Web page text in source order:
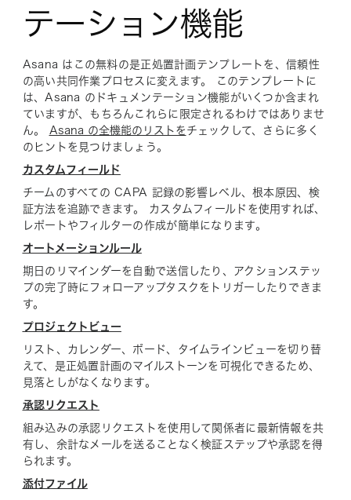
テーション機能
Asana はこの無料の是正処置計画テンプレートを、信頼性
の高い共同作業プロセスに変えます。 このテンプレートに
は、Asana のドキュメンテーション機能がいくつか含まれ
ていますが、もちろんこれらに限定されるわけではありませ
ん。
Asana の全機能のリストを チェックして、さらに多く
のヒントを見つけましょう。
カスタムフィールド
チームのすべての CAPA 記録の影響レベル、根本原因、検
証方法を追跡できます。 カスタムフィールドを使用すれば、
レポートやフィルターの作成が簡単になります。
オートメーションルール
期日のリマインダーを自動で送信したり、アクションステッ
プの完了時にフォローアップタスクをトリガーしたりできま
す。
プロジェクトビュー
リスト、カレンダー、ボード、タイムラインビューを切り替
えて、是正処置計画のマイルストーンを可視化できるため、
見落としがなくなります。
承認リクエスト
組み込みの承認リクエストを使用して関係者に最新情報を共
有し、余計なメールを送ることなく検証ステップや承認を得
られます。
添付ファイル